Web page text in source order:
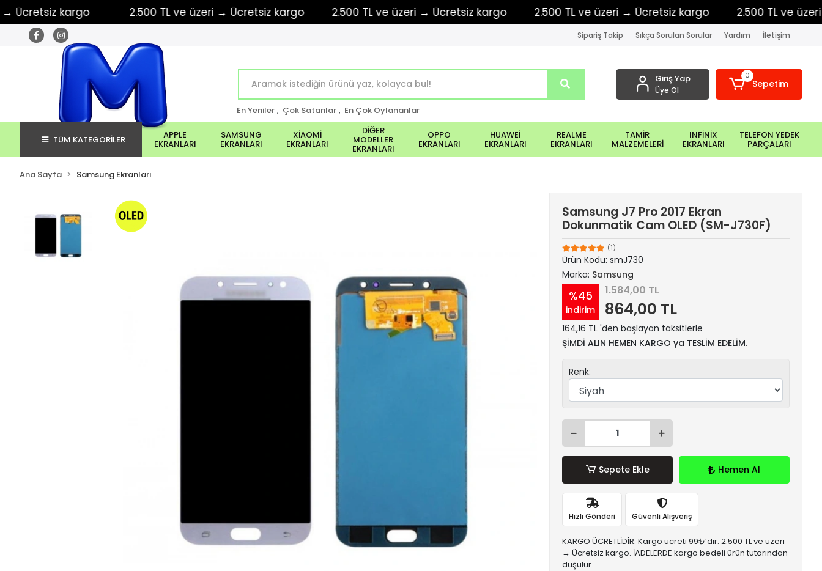
kargo 2.500 TL ve üzeri → Ücretsiz kargo 2.500 TL ve üzeri → Ücretsiz kargo 2.500 TL ve üzeri → Ücretsiz kargo 2.500 TL ve üzeri →
Sipariş Takip Sıkça Sorulan Sorular Yardım İletişim
En Yeniler , Çok Satanlar , En Çok Oylananlar
Giriş Yap
Üye Ol
0
Sepetim
TÜM KATEGORİLER APPLE
EKRANLARI
SAMSUNG
EKRANLARI
XİAOMİ
EKRANLARI
DİĞER
MODELLER
EKRANLARI
OPPO
EKRANLARI
HUAWEİ
EKRANLARI
REALME
EKRANLARI
TAMİR
MALZEMELERİ
INFİNİX
EKRANLARI
TELEFON YEDEK
PARÇALARI
Ana Sayfa Samsung Ekranları
Samsung J7 Pro 2017 Ekran
Dokunmatik Cam OLED (SM-J730F)
(1)
Ürün Kodu:smJ730
Marka: Samsung
%45
indirim
1.584,00 TL
864,00 TL
164,16 TL 'den başlayan taksitlerle
ŞİMDİ ALIN HEMEN KARGO ya TESLİM EDELİM.
Renk:
Sepete Ekle Hemen Al
Hızlı Gönderi Güvenli Alışveriş
KARGO ÜCRETLİDİR. Kargo ücreti 99₺’dir. 2.500 TL ve üzeri
→ Ücretsiz kargo. İADELERDE kargo bedeli ürün tutarından
düşülür.